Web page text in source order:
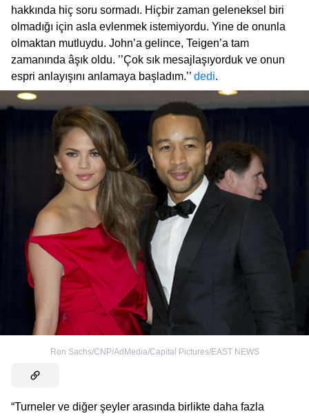
hakkında hiç soru sormadı. Hiçbir zaman geleneksel biri
olmadığı için asla evlenmek istemiyordu. Yine de onunla
olmaktan mutluydu. John’a gelince, Teigen’a tam
zamanında âşık oldu. ’’Çok sık mesajlaşıyorduk ve onun
espri anlayışını anlamaya başladım.’’ dedi.
Ron Sachs/CNP/AdMedia/Capital Pictures/EAST NEWS
“Turneler ve diğer şeyler arasında birlikte daha fazla